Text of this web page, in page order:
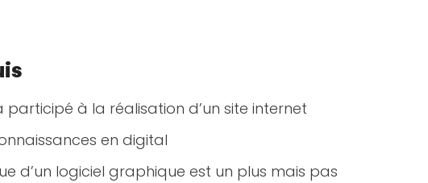
participé à la réalisation d’un site internet
en digital
d’un logiciel graphique est un plus mais pas